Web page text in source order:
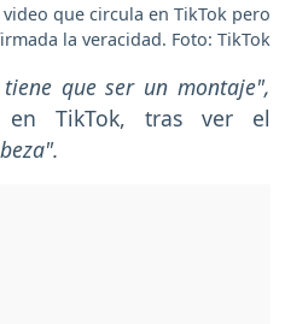
que circula en TikTok pero
la veracidad. Foto: TikTok
que ser un montaje",
en TikTok, tras ver el